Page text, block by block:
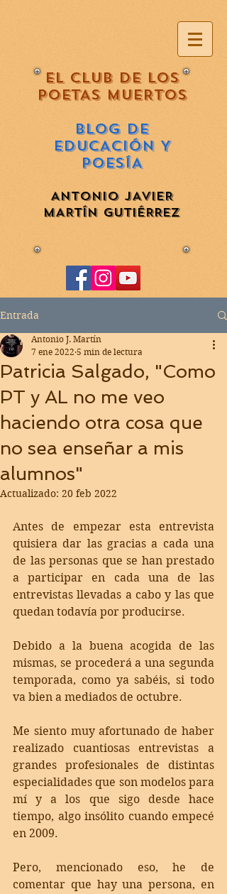
EL CLUB DE LOS
POETAS MUERTOS
BLOG DE
EDUCACIÓN Y
POESÍA
ANTONIO JAVIER
MARTÍN GUTIÉRREZ
Entrada
Patricia Salgado, "Como
PT y AL no me veo
haciendo otra cosa que
no sea enseñar a mis
alumnos"
Antonio J. Martín
7 ene 2022 5 min de lectura
Actualizado: 20 feb 2022
Antes de empezar esta entrevista
quisiera dar las gracias a cada una
de las personas que se han prestado
a participar en cada una de las
entrevistas llevadas a cabo y las que
quedan todavía por producirse.
Debido a la buena acogida de las
mismas, se procederá a una segunda
temporada, como ya sabéis, si todo
va bien a mediados de octubre.
Me siento muy afortunado de haber
realizado cuantiosas entrevistas a
grandes profesionales de distintas
especialidades que son modelos para
mí y a los que sigo desde hace
tiempo, algo insólito cuando empecé
en 2009.
Pero, mencionado eso, he de
comentar que hay una persona, en